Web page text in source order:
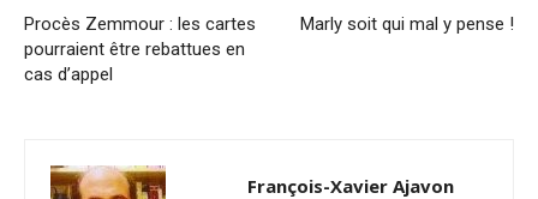
Procès Zemmour : les cartes
pourraient être rebattues en
cas d’appel
Marly soit qui mal y pense !
François-Xavier Ajavon